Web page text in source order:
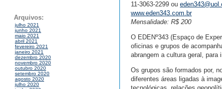
Arquivos:
julho 2021
junho 2021
maio 2021
abril 2021
fevereiro 2021
janeiro 2021
dezembro 2020
novembro 2020
outubro 2020
setembro 2020
agosto 2020
julho 2020
11-3063-2299 ou
www.eden343.com.br
Mensalidade: R$ 200
O EDENº343 (Espaço de
oficinas e grupos de
abrangem a cultura geral,
Os grupos são formados por,
diferentes áreas ligadas à